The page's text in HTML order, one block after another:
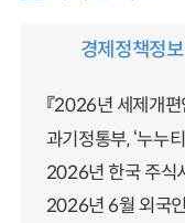
경제정책정보
『2026년 세제개편
과기정통부, ‘누누
2026년 한국 주식
2026년 6월 외국